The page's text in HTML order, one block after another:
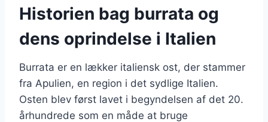
Historien bag burrata og
dens oprindelse i Italien
Burrata er en lækker italiensk ost, der stammer
fra Apulien, en region i det sydlige Italien.
Osten blev først lavet i begyndelsen af det 20.
århundrede som en måde at bruge